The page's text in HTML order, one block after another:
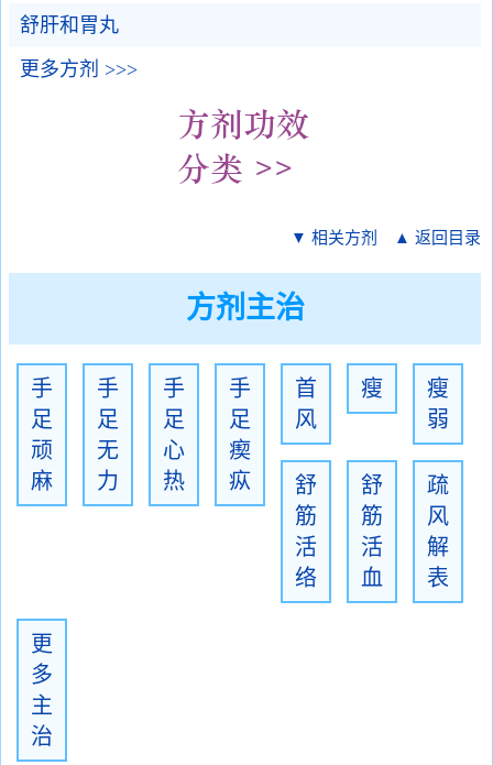
舒肝和胃丸
更多方剂 >>>
▼ 相关方剂 ▲ 返回目录
方剂主治
手
足
顽
麻
手
足
无
力
手
足
心
热
手
足
瘈
疭
首
风
瘦
瘦
弱
舒
筋
活
络
舒
筋
活
血
疏
风
解
表
更
多
主
治